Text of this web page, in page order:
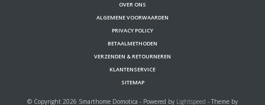
OVER ONS
ALGEMENE VOORWAARDEN
PRIVACY POLICY
BETAALMETHODEN
VERZENDEN & RETOURNEREN
KLANTENSERVICE
SITEMAP
© Copyright 2026 Smarthome Domotica - Powered by Lightspeed - Theme by